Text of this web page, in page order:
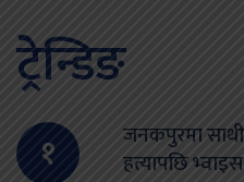
ट्रेन्डिङ
१
जनकपुरमा
हत्यापछि